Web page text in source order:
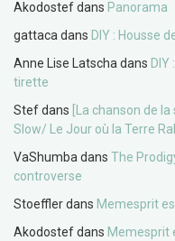
Akodostefdans Panorama
gattaca dans DIY : Housse
Anne Lise Latscha dans
tirette
Stefdans
[La chanson de
Slow/ Le Jour où la Terre
VaShumba dans The
controverse
Stoefflerdans Memesprit
Akodostefdans Memesprit